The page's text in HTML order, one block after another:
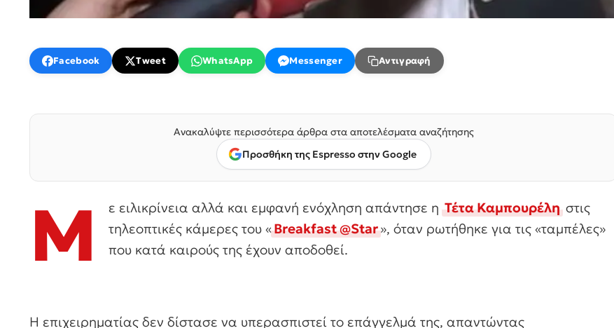
Facebook Tweet WhatsApp Messenger Αντιγραφή
Ανακαλύψτε περισσότερα άρθρα στα αποτελέσματα αναζήτησης
Προσθήκη της Espresso στην Google
Μ ε ειλικρίνεια αλλά και εμφανή ενόχληση απάντησε ηΤέτα Καμπουρέληστις
τηλεοπτικές κάμερες του «Breakfast @Star», όταν ρωτήθηκε για τις «ταμπέλες»
που κατά καιρούς της έχουν αποδοθεί.
Η επιχειρηματίας δεν δίστασε να υπερασπιστεί το επάγγελμά της, απαντώντας